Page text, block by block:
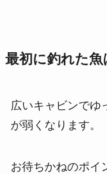
最初に釣れた魚
広いキャビンでゆ
が弱くなります。
お待ちかねのポイ